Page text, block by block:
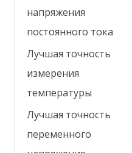
напряжения
постоянного тока
Лучшая точность
измерения
температуры
Лучшая точность
переменного